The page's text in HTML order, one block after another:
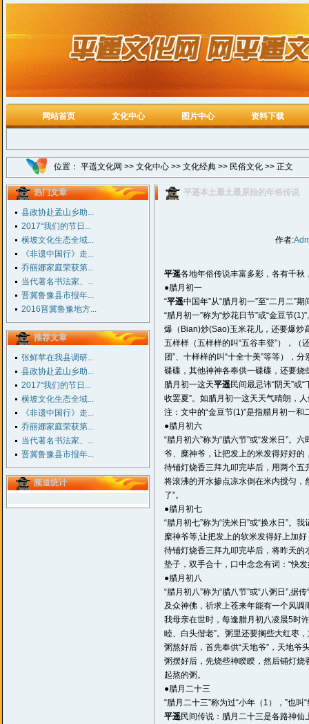
网站首页 文化中心 图片中心 资料下载
位置： 平遥文化网 >> 文化中心 >> 文化经典 >> 民俗文化 >> 正文
热门文章
县政协赴孟山乡助...
2017“我们的节日...
横坡文化生态全域...
《非遗中国行》走...
乔丽娜家庭荣获第...
当代著名书法家、...
晋冀鲁豫县市报年...
2016晋冀鲁豫地方...
推荐文章
张鲜苹在我县调研...
县政协赴孟山乡助...
2017“我们的节日...
横坡文化生态全域...
《非遗中国行》走...
乔丽娜家庭荣获第...
当代著名书法家、...
晋冀鲁豫县市报年...
频道统计
平遥本土最土最原始的年俗传说
作者:
平遥各地年俗传说丰富多彩，各有千
●腊月初一
“平遥中国年”从“腊月初一”至“二月二”
“腊月初一”称为“炒花日节”或“金豆节
爆（Bian)炒(Sao)玉米花儿，还要爆炒
五样样（五样样的叫“五谷丰登”），（
团”、十样样的叫“十全十美”等等），
碟碟，其他神神各奉供一碟碟，还要烧
腊月初一这天平遥民间最忌讳“阴天”或
收罢夏”。如腊月初一这天天气晴朗，
注：文中的“金豆节(1)”是指腊月初一
●腊月初六
“腊月初六”称为“腊六节”或“发米日”。
爷、糜神爷，让把发上的米发得好好的
待铺灯烧香三拜九叩完毕后，用两个五
将滚沸的开水掺点凉水倒在米内搅匀，
了”。
●腊月初七
“腊月初七”称为“洗米日”或“换水日”。
糜神爷等,让把发上的软米发得好上加
待铺灯烧香三拜九叩完毕后，将昨天
垫子，双手合十，口中念念有词：“快
●腊月初八
“腊月初八”称为“腊八节”或“八粥日”,
及众神佛，祈求上苍来年能有一个风调
我母亲在世时，每逢腊月初八凌晨5时
睦、白头偕老”。粥里还要搁些大红枣
粥熬好后，首先奉供“天地爷”，天地爷
粥摆好后，先烧些神睽睽，然后铺灯
起熬的粥。
●腊月二十三
“腊月二十三”称为过“小年（1），”也叫
平遥民间传说：腊月二十三是各路神仙